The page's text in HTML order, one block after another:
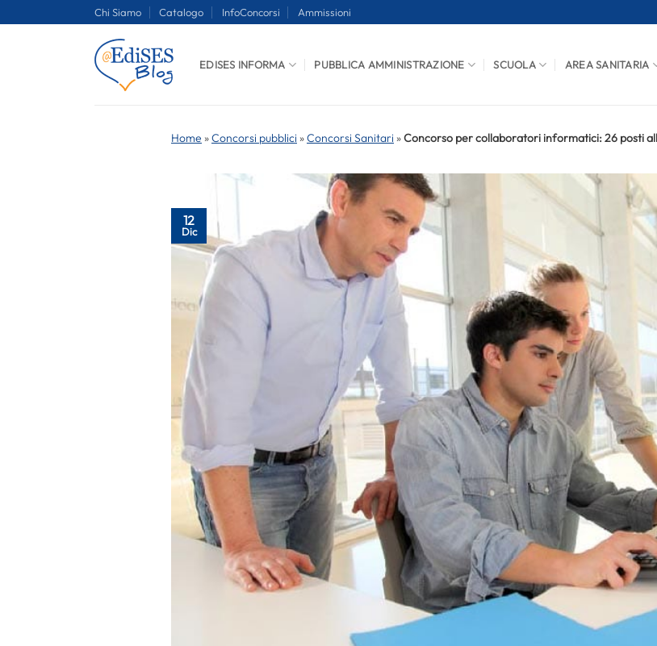
Chi Siamo Catalogo InfoConcorsi Ammissioni
EDISES INFORMA PUBBLICA AMMINISTRAZIONE SCUOLA AREA SANITARIA
Home »Concorsi pubblici »Concorsi Sanitari »Concorso per collaboratori informatici: 26 posti
12
Dic